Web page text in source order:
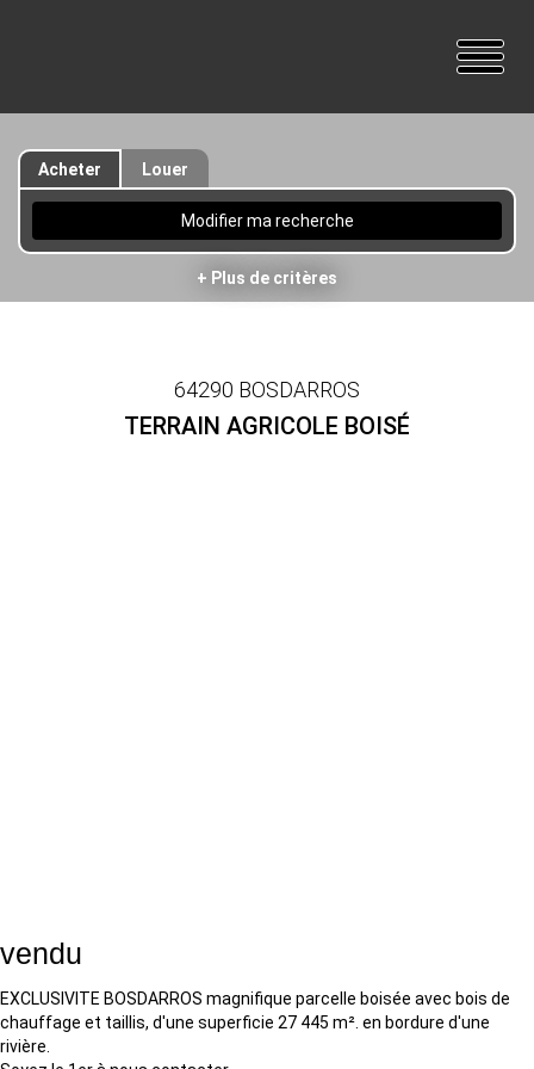
Acheter Louer
Modifier ma recherche
+ Plus de critères
64290 BOSDARROS
TERRAIN AGRICOLE BOISÉ
vendu
EXCLUSIVITE BOSDARROS magnifique parcelle boisée avec bois de
chauffage et taillis, d'une superficie 27 445 m². en bordure d'une
rivière.